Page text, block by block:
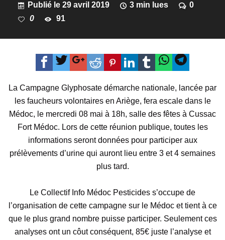
Publié le 29 avril 2019 3 min lues
0
0
91
La Campagne Glyphosate démarche nationale, lancée par
les faucheurs volontaires en Ariège, fera escale dans le
Médoc, le mercredi 08 mai à 18h, salle des fêtes à Cussac
Fort Médoc. Lors de cette réunion publique, toutes les
informations seront données pour participer aux
prélèvements d’urine qui auront lieu entre 3 et 4 semaines
plus tard.
Le Collectif Info Médoc Pesticides s’occupe de
l’organisation de cette campagne sur le Médoc et tient à ce
que le plus grand nombre puisse participer. Seulement ces
analyses ont un côut conséquent, 85€ juste l’analyse et